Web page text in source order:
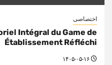
اختصاصی
Intégral du Game de
Établissement Réfléchi